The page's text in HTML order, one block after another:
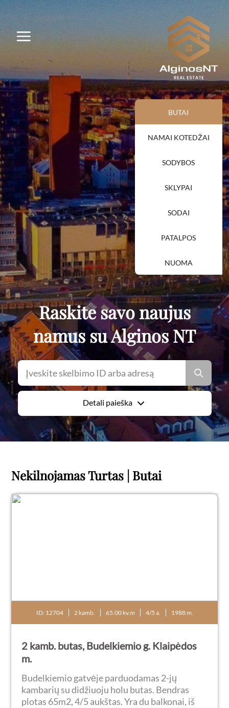
BUTAI
NAMAI KOTEDŽAI
SODYBOS
SKLYPAI
SODAI
PATALPOS
NUOMA
Raskite savo naujus
namus su Alginos NT
Detali paieška
Nekilnojamas Turtas | Butai
ID: 12704 2 kamb. 65.00 kv.m 4/5 a. 1988 m.
2 kamb. butas, Budelkiemio g. Klaipėdos
m.
Budelkiemio gatvėje parduodamas 2-jų
kambarių su didžiuoju holu butas. Bendras
plotas 65m2, 4/5 aukštas. Yra du balkonai, iš